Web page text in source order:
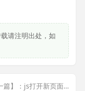
请注明出处，如
【下一篇】：js打开新页面与在新窗口打开